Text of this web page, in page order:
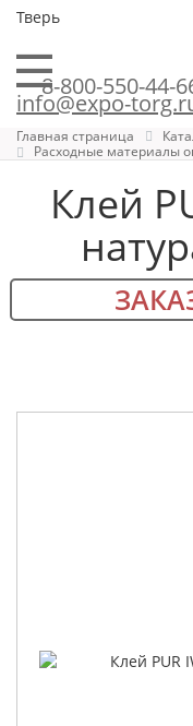
Тверь
8-800-550-44-
info@expo-
Главная страница
Расходные материалы
Клей